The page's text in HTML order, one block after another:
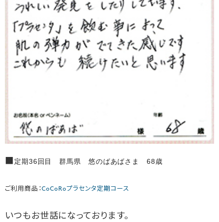
■定期36回目 群馬県 悠のばあばさま 68歳
ご利用商品：CoCoRoプラセンタ定期コース
いつもお世話になっております。